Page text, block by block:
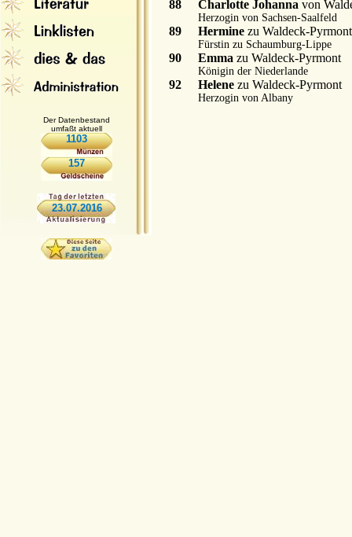
Der Datenbestand
umfaßt aktuell
1103
157
23.07.2016
88 Charlotte Johanna von
Herzogin von Sachsen-Saalfeld
89 Hermine zu Waldeck-Pyrmont
Fürstin zu Schaumburg-Lippe
90 Emma zu Waldeck-Pyrmont
Königin der Niederlande
92 Helene zu Waldeck-Pyrmont
Herzogin von Albany